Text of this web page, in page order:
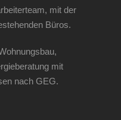
mit der
Büros.
mit
nach GEG.